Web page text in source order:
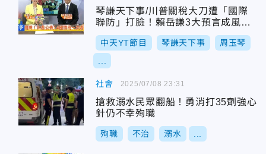
琴謙天下事/川普關稅大刀遭「國際
聯防」打臉！賴岳謙3大預言成風向
球
中天YT節目 琴謙天下事 周玉琴
社會
搶救溺水民眾翻船！勇消打35劑強心
針仍不幸殉職
殉職 不治 溺水
2025/07/08 23:31